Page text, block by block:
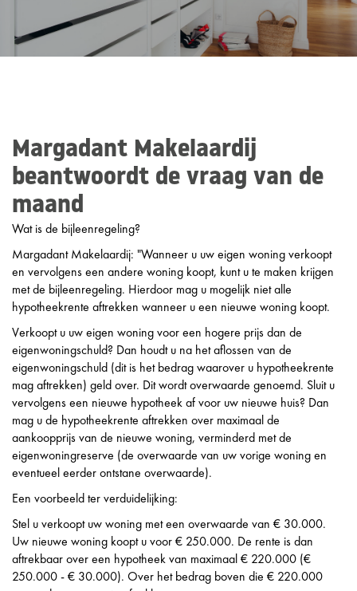
Margadant Makelaardij
beantwoordt de vraag van de
maand
Wat is de bijleenregeling?
Margadant Makelaardij: "Wanneer u uw eigen woning verkoopt
en vervolgens een andere woning koopt, kunt u te maken krijgen
met de bijleenregeling. Hierdoor mag u mogelijk niet alle
hypotheekrente aftrekken wanneer u een nieuwe woning koopt.
Verkoopt u uw eigen woning voor een hogere prijs dan de
eigenwoningschuld? Dan houdt u na het aflossen van de
eigenwoningschuld (dit is het bedrag waarover u hypotheekrente
mag aftrekken) geld over. Dit wordt overwaarde genoemd. Sluit u
vervolgens een nieuwe hypotheek af voor uw nieuwe huis? Dan
mag u de hypotheekrente aftrekken over maximaal de
aankoopprijs van de nieuwe woning, verminderd met de
eigenwoningreserve (de overwaarde van uw vorige woning en
eventueel eerder ontstane overwaarde).
Een voorbeeld ter verduidelijking:
Stel u verkoopt uw woning met een overwaarde van € 30.000.
Uw nieuwe woning koopt u voor € 250.000. De rente is dan
aftrekbaar over een hypotheek van maximaal € 220.000 (€
250.000 - € 30.000). Over het bedrag boven die € 220.000